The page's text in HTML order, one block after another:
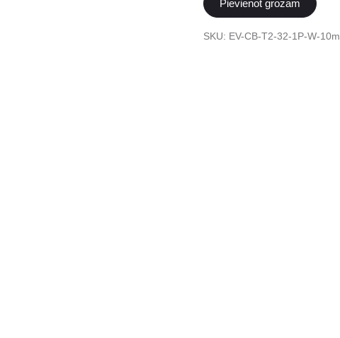
uzlādes
Type
Pievienot grozam
SKU: EV-CB-T2-32-1P-W-10m